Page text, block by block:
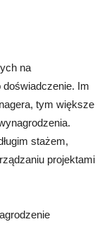
na
Im
tym większe
stażem,
projektami